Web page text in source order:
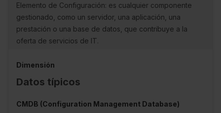
Elemento de Configuración: es cualquier componente
gestionado, como un servidor, una aplicación, una
prestación o una base de datos, que contribuye a la
oferta de servicios de IT.
Datos típicos